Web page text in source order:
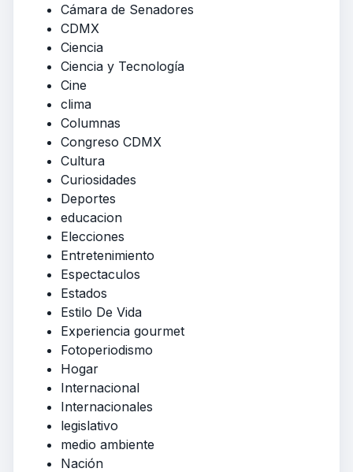
Cámara de Senadores
CDMX
Ciencia
Ciencia y Tecnología
Cine
clima
Columnas
Congreso CDMX
Cultura
Curiosidades
Deportes
educacion
Elecciones
Entretenimiento
Espectaculos
Estados
Estilo De Vida
Experiencia gourmet
Fotoperiodismo
Hogar
Internacional
Internacionales
legislativo
medio ambiente
Nación